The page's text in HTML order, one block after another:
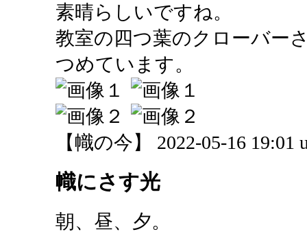
素晴らしいですね。
教室の四つ葉のクローバー
つめています。
【幟の今】 2022-05-16 19:01
幟にさす光
朝、昼、夕。